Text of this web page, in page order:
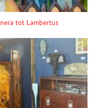
tot Lambertus